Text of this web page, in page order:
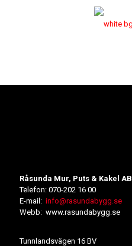
Råsunda Mur, Puts & Kakel AB
Telefon: 070-202 16 00
E-mail: info@rasundabygg.se
Webb: www.rasundabygg.se
Tunnlandsvägen 16 BV